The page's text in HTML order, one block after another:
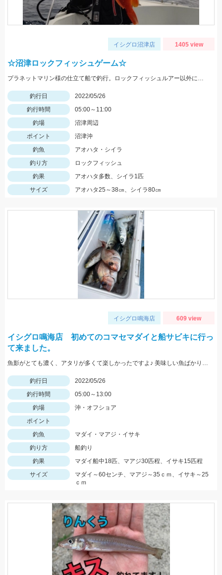
イシグロ沼津店 1405 view
☆沼津ロックフィッシュゲーム☆
プラネットマリン様の仕立て船で釣行。ロックフィッシュルアー以外にもテンヤやジグ、キャスティングなどその場に応じて色々な釣りが出来ました。
釣行日
2022/05/26
釣行時間
05:00～11:00
釣場
沼津周辺
ポイント
沼津沖
釣魚
アオハタ・シイラ
釣り方
ロックフィッシュ
釣果
アオハタ多数、シイラ1匹
サイズ
アオハタ25～38㎝、シイラ80㎝
イシグロ鳴海店 609 view
イシグロ鳴海店 初めてのコマセマダイと船サビキに行っ
て来ました。
魚影がとても濃く、アタリが多くて楽しかったですよ♪ 美味しい魚ばかり釣れました♪
釣行日
2022/05/26
釣行時間
05:00～13:00
釣場
沖・オフショア
ポイント
釣魚
マダイ・マアジ・イサキ
釣り方
船釣り
釣果
マダイ船中18匹、マアジ30匹程、イサキ15匹程
サイズ
マダイ～60センチ、マアジ～35ｃｍ、イサキ～25
ｃｍ